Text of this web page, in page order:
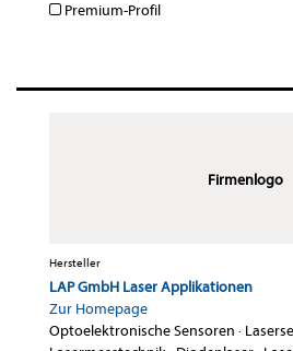
Premium-Profil
Firmenlogo
Hersteller
LAP GmbH Laser Applikationen
Zur Homepage
Optoelektronische Sensoren ·